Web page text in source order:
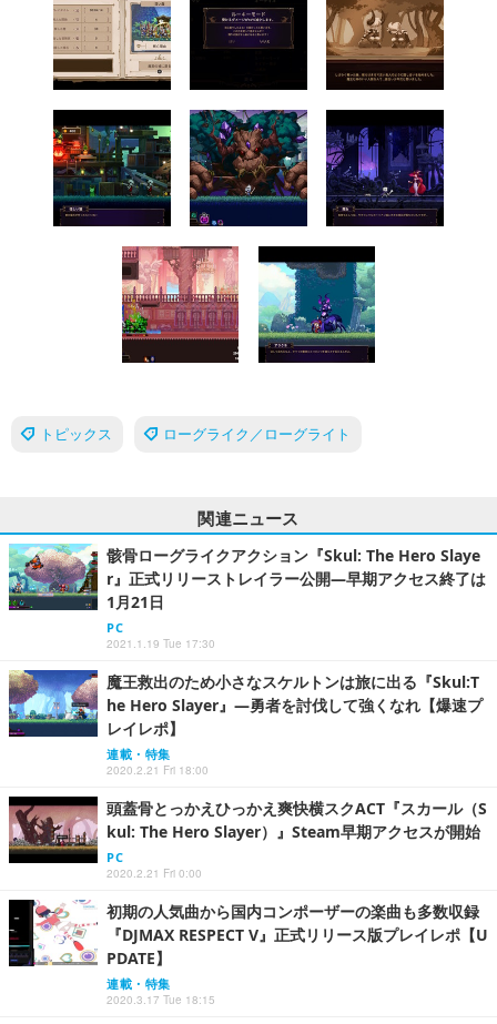
トピックス ローグライク／ローグライト
関連ニュース
骸骨ローグライクアクション『Skul: The Hero Slaye
r』正式リリーストレイラー公開―早期アクセス終了は
1月21日
PC
2021.1.19 Tue 17:30
魔王救出のため小さなスケルトンは旅に出る『Skul:T
he Hero Slayer』―勇者を討伐して強くなれ【爆速プ
レイレポ】
連載・特集
2020.2.21 Fri 18:00
頭蓋骨とっかえひっかえ爽快横スクACT『スカール（S
kul: The Hero Slayer）』Steam早期アクセスが開始
PC
2020.2.21 Fri 0:00
初期の人気曲から国内コンポーザーの楽曲も多数収録
『DJMAX RESPECT V』正式リリース版プレイレポ【U
PDATE】
連載・特集
2020.3.17 Tue 18:15